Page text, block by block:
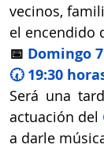
vecinos,
el encendido
📅 Domingo
🕢 19:30
Será una
actuación del
a darle